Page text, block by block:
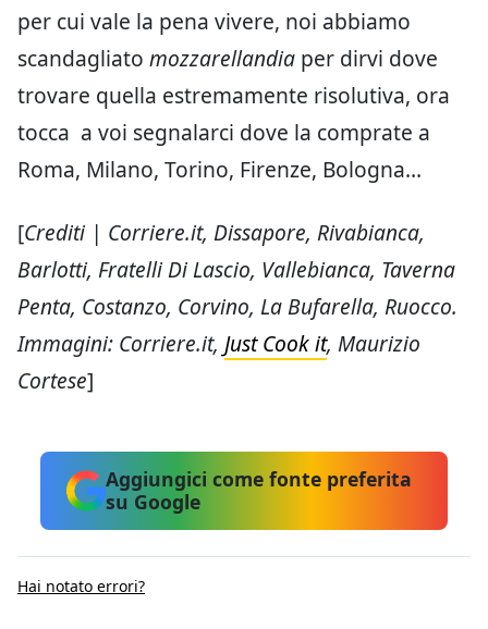
per cui vale la pena vivere, noi abbiamo
scandagliato mozzarellandia per dirvi dove
trovare quella estremamente risolutiva, ora
tocca a voi segnalarci dove la comprate a
Roma, Milano, Torino, Firenze, Bologna…
[Crediti | Corriere.it, Dissapore, Rivabianca,
Barlotti, Fratelli Di Lascio, Vallebianca, Taverna
Penta, Costanzo, Corvino, La Bufarella, Ruocco.
Immagini: Corriere.it, Just Cook it, Maurizio
Cortese]
Aggiungici come fonte preferita
su Google
Hai notato errori?